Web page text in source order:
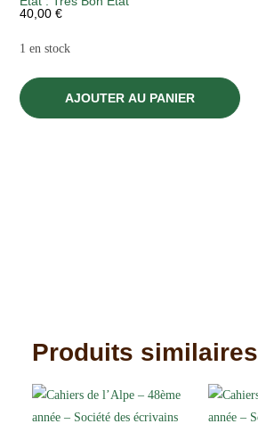
40,00€
1 en stock
AJOUTER AU PANIER
Produits similaires